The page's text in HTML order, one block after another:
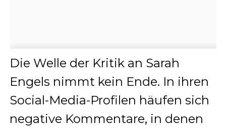
Die Welle der Kritik an Sarah
Engels nimmt kein Ende. In ihren
Social-Media-Profilen häufen sich
negative Kommentare, in denen